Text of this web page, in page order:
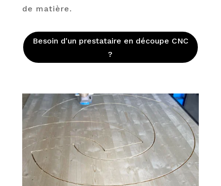
de matière.
Besoin d'un prestataire en découpe CNC
?